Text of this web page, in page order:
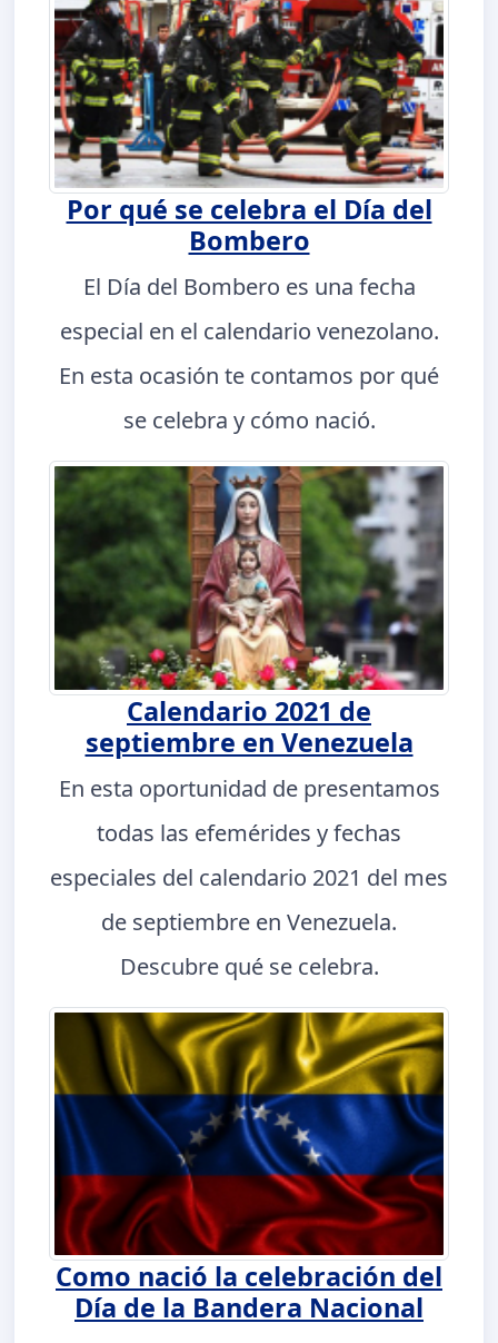
Por qué se celebra el Día del
Bombero
El Día del Bombero es una fecha
especial en el calendario venezolano.
En esta ocasión te contamos por qué
se celebra y cómo nació.
Calendario 2021 de
septiembre en Venezuela
En esta oportunidad de presentamos
todas las efemérides y fechas
especiales del calendario 2021 del mes
de septiembre en Venezuela.
Descubre qué se celebra.
Como nació la celebración del
Día de la Bandera Nacional